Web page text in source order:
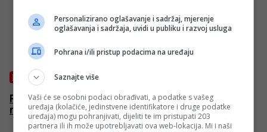
FUDBAL
Rezime prvog dijela Mundijala: Belgijanci
najefikasniji, Iranci se najbolje branili
Personalizirano oglašavanje i sadržaj, mjerenje
oglašavanja i sadržaja, uvidi u publiku i razvoj usluga
Pohrana i/ili pristup podacima na uređaju
Saznajte više
Vaši će se osobni podaci obrađivati, a podatke s vašeg
uređaja (kolačiće, jedinstvene identifikatore i druge podatke
uređaja) mogu pohranjivati, dijeliti te im pristupati 203
partnera ili ih može upotrebljavati ova web-lokacija. Mi i naši